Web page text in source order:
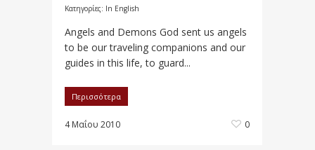
Κατηγορίες: In English
Angels and Demons God sent us angels
to be our traveling companions and our
guides in this life, to guard...
Περισσότερα
4 Μαΐου 2010 0